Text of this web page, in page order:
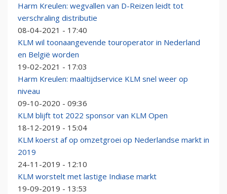
Harm Kreulen: wegvallen van D-Reizen leidt tot
verschraling distributie
08-04-2021 - 17:40
KLM wil toonaangevende touroperator in Nederland
en België worden
19-02-2021 - 17:03
Harm Kreulen: maaltijdservice KLM snel weer op
niveau
09-10-2020 - 09:36
KLM blijft tot 2022 sponsor van KLM Open
18-12-2019 - 15:04
KLM koerst af op omzetgroei op Nederlandse markt in
2019
24-11-2019 - 12:10
KLM worstelt met lastige Indiase markt
19-09-2019 - 13:53